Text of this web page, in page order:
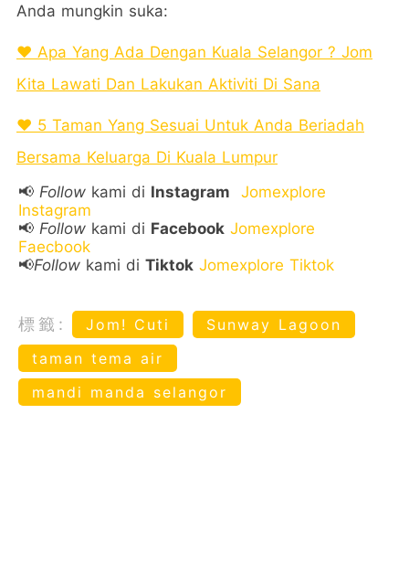
Anda mungkin suka:
❤️ Apa Yang Ada Dengan Kuala Selangor ? Jom
Kita Lawati Dan Lakukan Aktiviti Di Sana
❤️ 5 Taman Yang Sesuai Untuk Anda Beriadah
Bersama Keluarga Di Kuala Lumpur
📢 Follow kami di Instagram
Jomexplore
Instagram
📢 Follow kami di Facebook Jomexplore
Faecbook
📢Follow kami di Tiktok Jomexplore Tiktok
標籤: Jom! Cuti
Sunway Lagoon
taman tema air
mandi manda selangor